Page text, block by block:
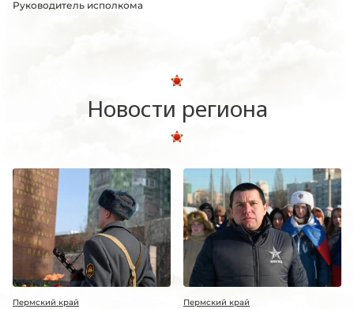
Руководитель исполкома
Новости региона
Пермский край Пермский край